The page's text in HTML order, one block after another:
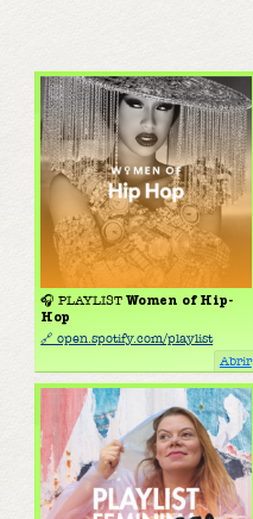
🎧 PLAYLISTWomen of Hip-
Hop
🔗 open.spotify.com/playlist
Abrir